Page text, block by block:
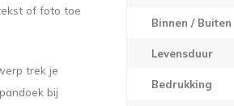
of foto toe
trek je
bij
Binnen / Buiten
Levensduur
Bedrukking